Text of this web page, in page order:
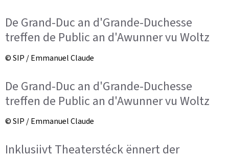
De Grand-Duc an d'Grande-Duchesse
treffen de Public an d'Awunner vu Woltz
© SIP / Emmanuel Claude
De Grand-Duc an d'Grande-Duchesse
treffen de Public an d'Awunner vu Woltz
© SIP / Emmanuel Claude
Inklusiivt Theaterstéck ënnert der